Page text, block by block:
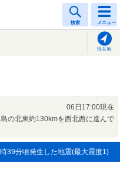
検索 メニュー
現在地
06日17:00現在
の北東約130kmを西北西に進んで
39分頃発生した地震(最大震度1)